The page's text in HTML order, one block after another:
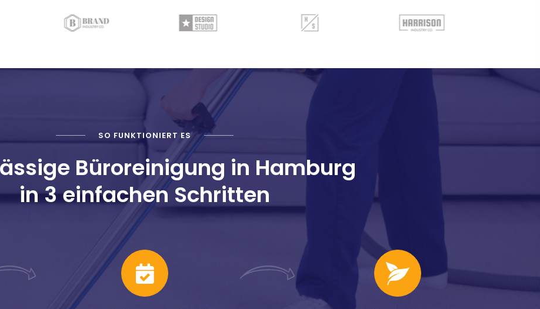
SO FUNKTIONIERT ES
Büroreinigung in Hamburg
in 3 einfachen Schritten